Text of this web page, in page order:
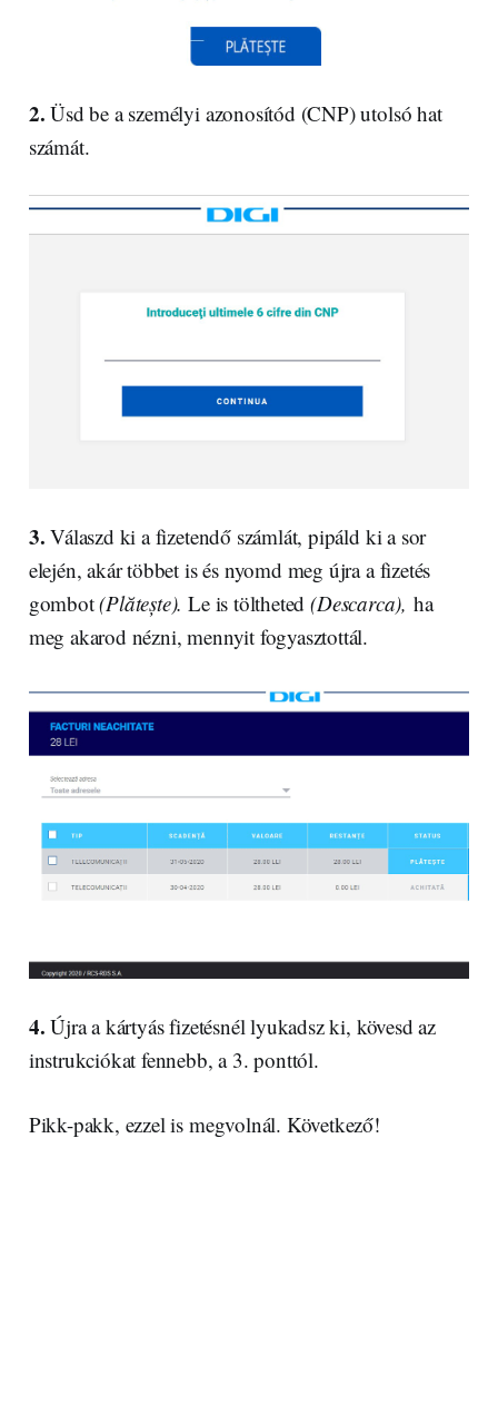
2.Üsd be a személyi azonosítód (CNP) utolsó hat
számát.
3.Válaszd ki a fizetendő számlát, pipáld ki a sor
elején, akár többet is és nyomd meg újra a fizetés
gombot(Plătește). Le is töltheted(Descarca), ha
meg akarod nézni, mennyit fogyasztottál.
4.Újra a kártyás fizetésnél lyukadsz ki, kövesd az
instrukciókat fennebb, a 3. ponttól.
Pikk-pakk, ezzel is megvolnál. Következő!